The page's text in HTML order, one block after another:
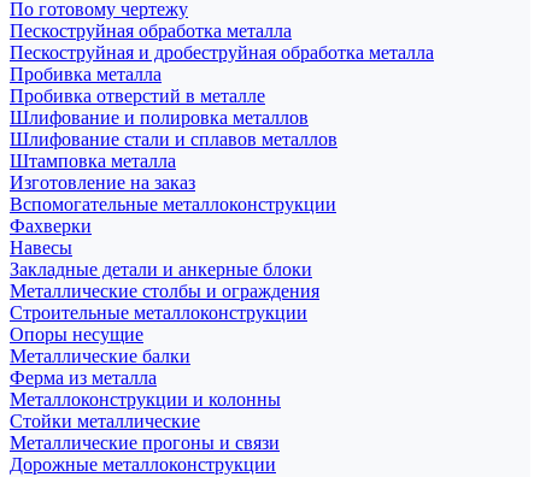
По готовому чертежу
Пескоструйная обработка металла
Пескоструйная и дробеструйная обработка металла
Пробивка металла
Пробивка отверстий в металле
Шлифование и полировка металлов
Шлифование стали и сплавов металлов
Штамповка металла
Изготовление на заказ
Вспомогательные металлоконструкции
Фахверки
Навесы
Закладные детали и анкерные блоки
Металлические столбы и ограждения
Строительные металлоконструкции
Опоры несущие
Металлические балки
Ферма из металла
Металлоконструкции и колонны
Стойки металлические
Металлические прогоны и связи
Дорожные металлоконструкции